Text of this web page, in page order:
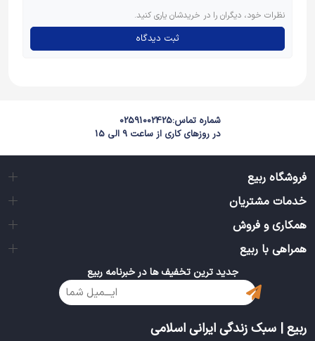
نظرات خود، دیگران را در خریدشان یاری کنید.
ثبت دیدگاه
شماره تماس:02591002425
در روزهای کاری از ساعت 9 الی 15
فروشگاه ربیع
خدمات مشتریان
همکاری و فروش
همراهی با ربیع
جدید ترین تخفیف ها در خبرنامه ربیع
ربیع | سبک زندگی ایرانی اسلامی